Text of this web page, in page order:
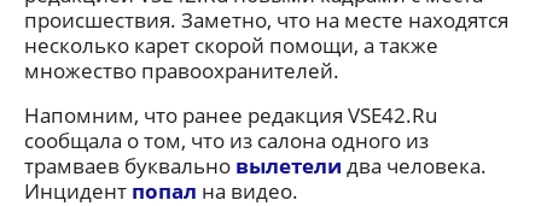
происшествия. Заметно, что на месте находятся
несколько карет скорой помощи, а также
множество правоохранителей.
Напомним, что ранее редакция VSE42.Ru
сообщала о том, что из салона одного из
трамваев буквально вылетели два человека.
Инцидент попал на видео.